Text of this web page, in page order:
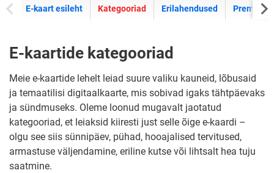
E-kaart esileht E-kaartide
Kategooriad Erilahendused Premium
E-kaartide kategooriad
Meie e-kaartide lehelt leiad suure valiku kauneid, lõbusaid
ja temaatilisi digitaalkaarte, mis sobivad igaks tähtpäevaks
ja sündmuseks. Oleme loonud mugavalt jaotatud
kategooriad, et leiaksid kiiresti just selle õige e-kaardi –
olgu see siis sünnipäev, pühad, hooajalised tervitused,
armastuse väljendamine, eriline kutse või lihtsalt hea tuju
saatmine.